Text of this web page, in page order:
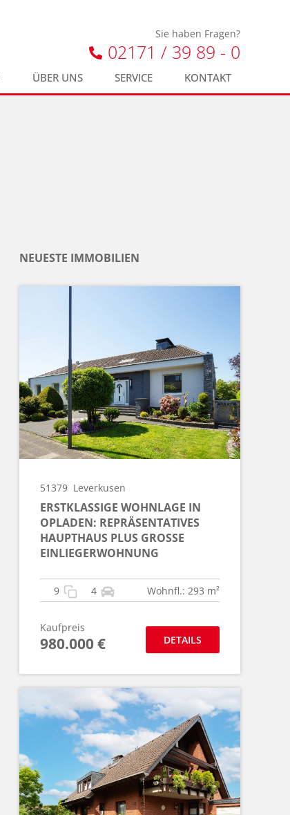
Sie haben Fragen?
02171 / 39 89 - 0
ÜBER UNS SERVICE KONTAKT
NEUESTE IMMOBILIEN
51379 Leverkusen
ERSTKLASSIGE WOHNLAGE IN
OPLADEN: REPRÄSENTATIVES
HAUPTHAUS PLUS GROSSE E
INLIEGERWOHNUNG
9 4 Wohnfl.: 293 m²
Kaufpreis
980.000 € DETAILS